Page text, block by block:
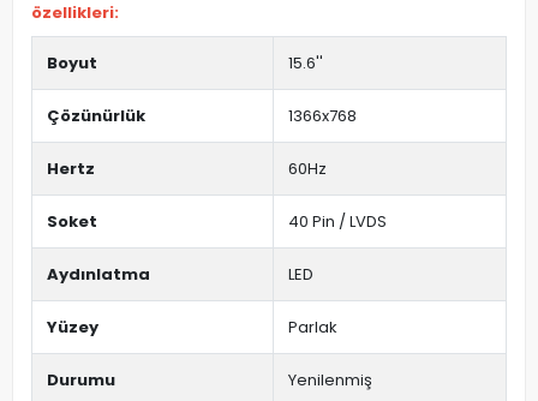
özellikleri:
Boyut 15.6''
Çözünürlük 1366x768
Hertz 60Hz
Soket 40 Pin / LVDS
Aydınlatma LED
Yüzey Parlak
Durumu Yenilenmiş